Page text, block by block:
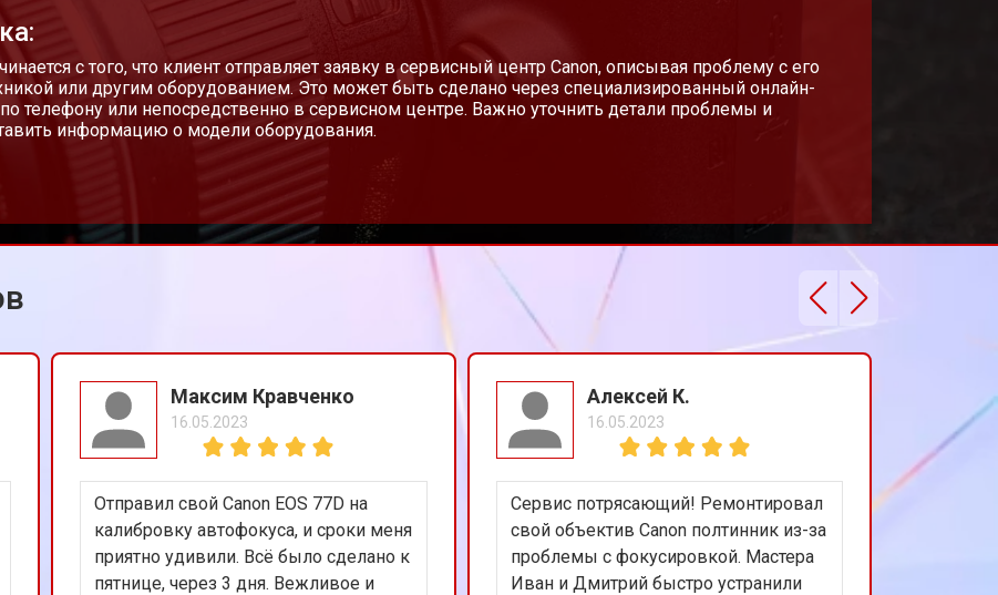
от 100 мин от 3300 ₽ Заказать
от 60 мин
с того, что клиент отправляет заявку в сервисный центр Canon, описывая проблему с его
или другим оборудованием. Это может быть сделано через специализированный онлайн-
по телефону или непосредственно в сервисном центре. Важно уточнить детали проблемы и
информацию о модели оборудования.
Максим Кравченко
16.05.2023
Отправил свой Canon EOS 77D на
калибровку автофокуса, и сроки меня
приятно удивили. Всё было сделано к
пятнице, через 3 дня. Вежливое и
Алексей К.
16.05.2023
Сервис потрясающий! Ремонтировал
свой объектив Canon полтинник из-за
проблемы с фокусировкой. Мастера
Иван и Дмитрий быстро устранили